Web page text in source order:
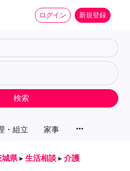
ログイン 新規登録
・組立 家事 more_horiz
検索
城県 ▸ 生活相談 ▸ 介護